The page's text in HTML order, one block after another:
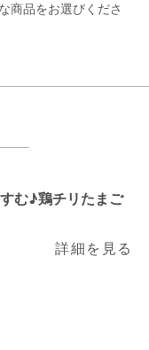
商品をお選びくださ
む♪鶏チリたまご
詳細を見る